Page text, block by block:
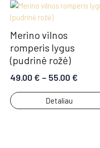
Merino vilnos
romperis lygus
(pudrinė rožė)
49.00€ – 55.00€
Detaliau